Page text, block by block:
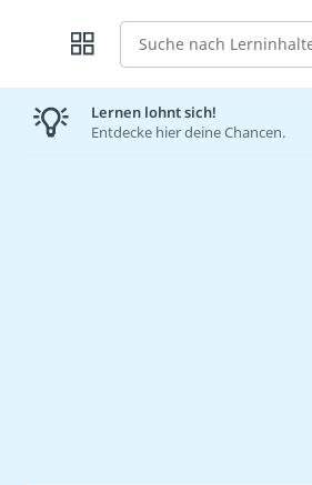
Suche
Lernen lohnt sich!
Entdecke hier deine Chancen.